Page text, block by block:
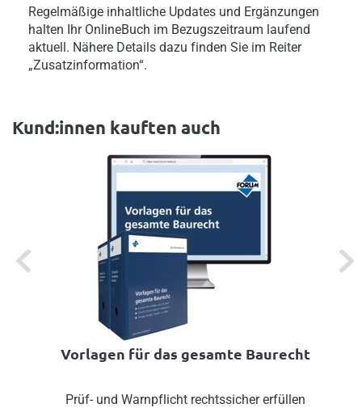
Regelmäßige inhaltliche Updates und Ergänzungen
halten Ihr OnlineBuch im Bezugszeitraum laufend
aktuell. Nähere Details dazu finden Sie im Reiter
„Zusatzinformation“.
Kund:innen kauften auch
Previous Next
Vorlagen für das gesamte Baurecht
Prüf- und Warnpflicht rechtssicher erfüllen